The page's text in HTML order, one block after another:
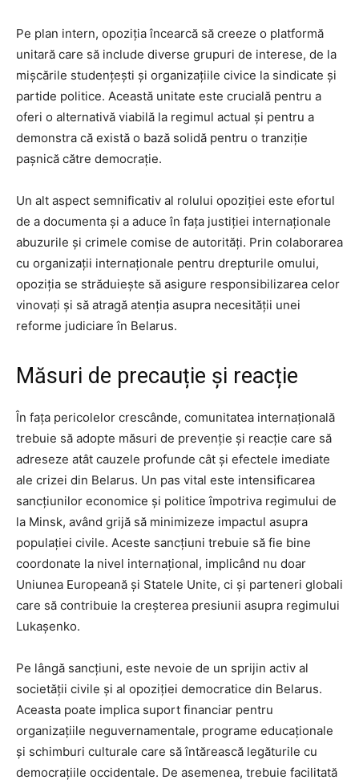
Pe plan intern, opoziția încearcă să creeze o platformă
unitară care să include diverse grupuri de interese, de la
mișcările studențești și organizațiile civice la sindicate și
partide politice. Această unitate este crucială pentru a
oferi o alternativă viabilă la regimul actual și pentru a
demonstra că există o bază solidă pentru o tranziție
pașnică către democrație.
Un alt aspect semnificativ al rolului opoziției este efortul
de a documenta și a aduce în fața justiției internaționale
abuzurile și crimele comise de autorități. Prin colaborarea
cu organizații internaționale pentru drepturile omului,
opoziția se străduiește să asigure responsibilizarea celor
vinovați și să atragă atenția asupra necesității unei
reforme judiciare în Belarus.
Măsuri de precauție și reacție
În fața pericolelor crescânde, comunitatea internațională
trebuie să adopte măsuri de prevenție și reacție care să
adreseze atât cauzele profunde cât și efectele imediate
ale crizei din Belarus. Un pas vital este intensificarea
sancțiunilor economice și politice împotriva regimului de
la Minsk, având grijă să minimizeze impactul asupra
populației civile. Aceste sancțiuni trebuie să fie bine
coordonate la nivel internațional, implicând nu doar
Uniunea Europeană și Statele Unite, ci și parteneri globali
care să contribuie la creșterea presiunii asupra regimului
Lukașenko.
Pe lângă sancțiuni, este nevoie de un sprijin activ al
societății civile și al opoziției democratice din Belarus.
Aceasta poate implica suport financiar pentru
organizațiile neguvernamentale, programe educaționale
și schimburi culturale care să întărească legăturile cu
democrațiile occidentale. De asemenea, trebuie facilitată